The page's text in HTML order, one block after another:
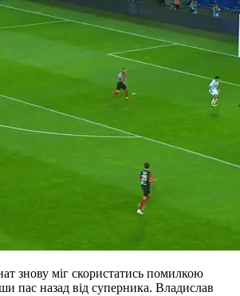
знову міг скористатись помилкою
пас назад від суперника. Владислав